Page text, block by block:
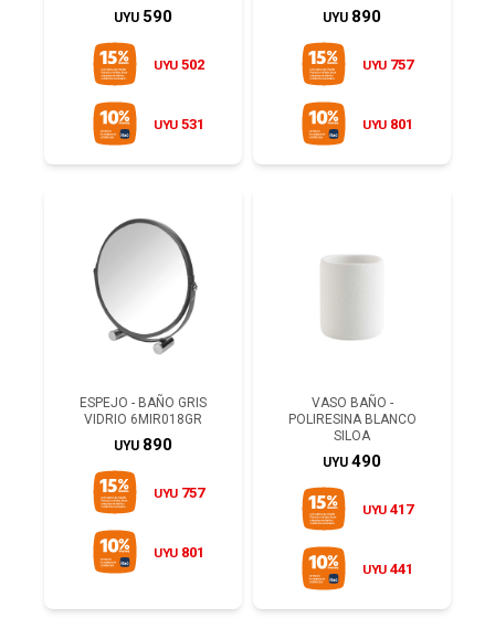
UYU 590
UYU 502
UYU 531
UYU 890
UYU 757
UYU 801
ESPEJO - BAÑO GRIS
VIDRIO 6MIR018GR
UYU 890
UYU 757
UYU 801
VASO BAÑO -
POLIRESINA BLANCO
SILOA
UYU 490
UYU 417
UYU 441